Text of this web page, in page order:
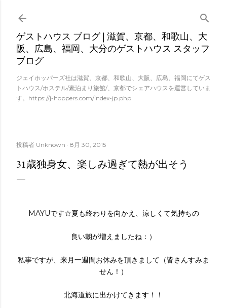
スキップしてメイン コンテンツに移動
ゲストハウス ブログ | 滋賀、京都、和歌山、大
阪、広島、福岡、大分のゲストハウス スタッフ
ブログ
ジェイホッパーズ社は滋賀、京都、和歌山、大阪、広島、福岡にてゲス
トハウス/ホステル/素泊まり旅館/、京都でシェアハウスを運営していま
す。https://j-hoppers.com/index-jp.php
投稿者 Unknown 8月 30, 2015
31歳独身女、楽しみ過ぎて熱が出そう
MAYUです☆夏も終わりを向かえ、涼しくて気持ちの
良い朝が増えましたね：）
私事ですが、来月一週間お休みを頂きまして（皆さんすみま
せん！）
北海道旅に出かけてきます！！